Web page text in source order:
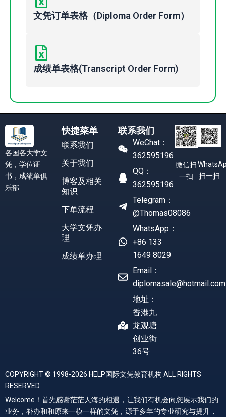
文凭订单表格（Diploma Order Form）
成绩单表格(Transcript Order Form)
各国各大学文
凭，学位证
书，成绩单俱
乐部
快捷菜单
联系我们
关于我们
博客及相关
知识
下单流程
大学文凭办
理
成绩单办理
联系我们
WeChat：
362595196
QQ：
362595196
Telegram：
@Thomas08086
WhatsApp：
+86 133
1649 8029
Email：
diplomasale@hotmail.com
地址：
香港九
龙观塘
创业街
36号
微信扫
一扫
扫一扫
COPYRIGHT © 1998-2026 HELP国际文凭教育机构 ALL RIGHTS
RESERVED.
Welcome！首先感谢茫茫人海的相遇，让我们有机会向您展示我们的
业务，补办和和原来一模一样的文凭，源于多年的专业研究与提升，